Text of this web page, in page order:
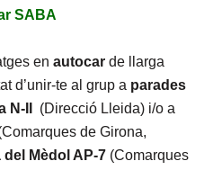
SABA
en autocar de llarga
d’unir-te al grup a parades
N-II (Direcció Lleida) i/o a
de Girona,
del Mèdol AP-7 (Comarques